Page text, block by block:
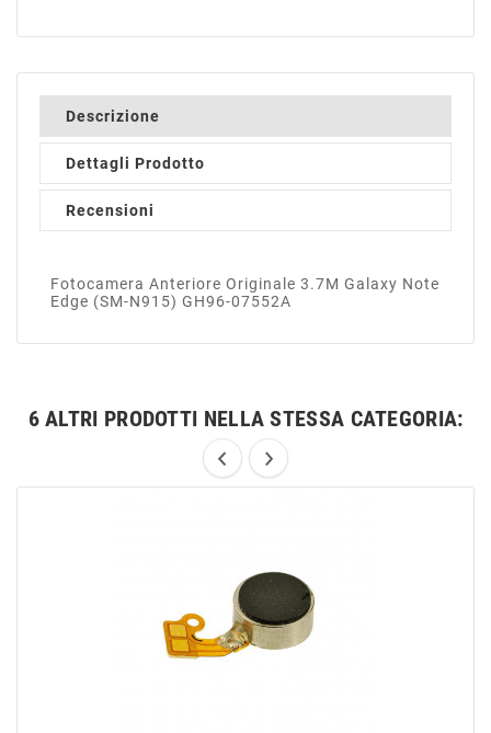
Descrizione
Dettagli Prodotto
Recensioni
Fotocamera Anteriore Originale 3.7M Galaxy Note
Edge (SM-N915) GH96-07552A
6 ALTRI PRODOTTI NELLA STESSA CATEGORIA: